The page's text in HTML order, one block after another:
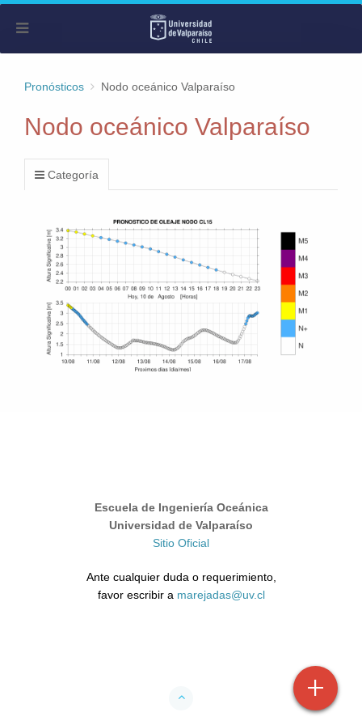
Pronósticos Nodo oceánico Valparaíso
Nodo oceánico Valparaíso
Categoría
+
Escuela de Ingeniería Oceánica
Universidad de Valparaíso
Sitio Oficial
Ante cualquier duda o requerimiento,
favor escribir a marejadas@uv.cl